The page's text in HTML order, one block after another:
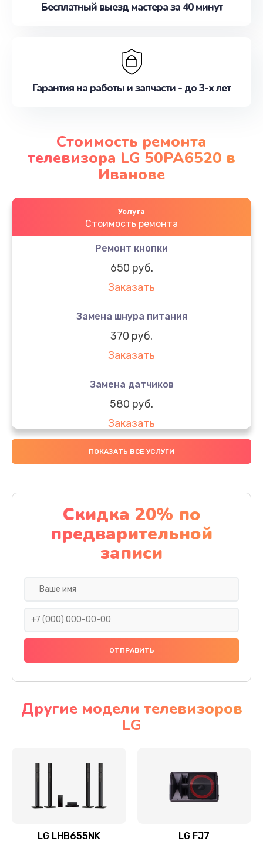
Бесплатный выезд мастера за 40 минут
Гарантия на работы и запчасти - до 3-х лет
Стоимость ремонта
телевизора LG 50PA6520 в
Иванове
Услуга
Стоимость ремонта
Ремонт кнопки
650 руб.
Заказать
Замена шнура питания
370 руб.
Заказать
Замена датчиков
580 руб.
Заказать
Комплексная чистка
Заказать
Замена дисплея (экрана)
2000 руб.
Заказать
Ремонт платы электроники
Прошивка
Ремонт механики привода
Ремонт / замена кнопок, клавиш, индикаторов,
ПОКАЗАТЬ ВСЕ УСЛУГИ
Скидка 20% по
предварительной
записи
Другие модели телевизоров
LG
LG LHB655NK LG FJ7